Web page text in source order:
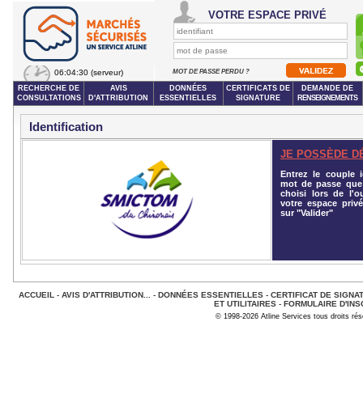
06:04:30 (serveur)
VOTRE ESPACE PRIVÉ
MOT DE PASSE PERDU ?
RECHERCHE DE
CONSULTATIONS
AVIS
D'ATTRIBUTION
DONNÉES
ESSENTIELLES
CERTIFICATS DE
SIGNATURE
DEMANDE DE
RENSEIGNEMENTS
Identification
JE POSSÈDE
Entrez le couple
mot de passe
choisi lors de
votre espace
sur "Valider"
ACCUEIL - AVIS D'ATTRIBUTION... - DONNÉES ESSENTIELLES- CERTIFICAT DE
ET UTILITAIRES - FORMULAIRE
© 1998-2026 Atline Services tous droits